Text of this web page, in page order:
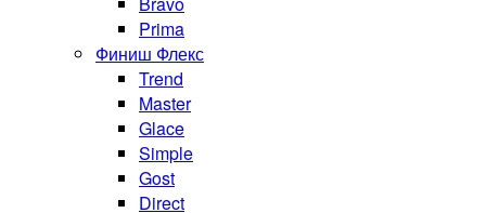
Prima
Финиш Флекс
Trend
Master
Glace
Simple
Gost
Direct